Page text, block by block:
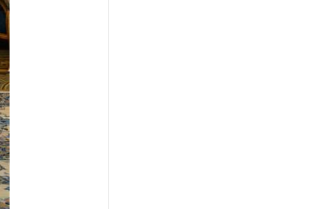
Бал
борьбе:
перед
продлили